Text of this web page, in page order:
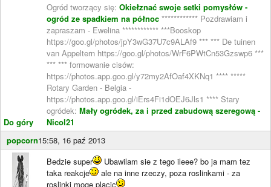
Do góry
Ogród tworzący się: Okiełznać swoje setki pomysłów -
ogród ze spadkiem na północ ************ Pozdrawiam i
zapraszam - Ewelina ************ ***Booskop
https://goo.gl/photos/jpY3wG37U7c9ALAf9 *** *** De tuinen
van Appeltern https://goo.gl/photos/WrF6PWtCn53Gzswp6 ***
*** *** formowanie cisów:
https://photos.app.goo.gl/y72my2AfOaf4XKNq1 **** *****
Rotary Garden - Belgia -
https://photos.app.goo.gl/iErs4Fi1dOEJ6Jls1 **** Stary
ogródek: Mały ogródek, za i przed zabudową szeregową -
Nicol21
popcorn15:58, 16 paź 2013
Bedzie super
Ubawilam sie z tego ileee? bo ja mam tez
taka reakcje
ale na inne rzeczy, poza roslinkami - za
roslinki moge placic